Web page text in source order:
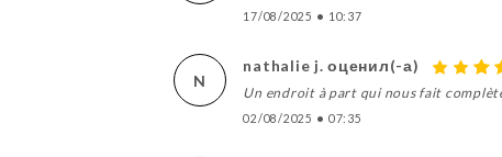
17/08/2025 • 10:37
N
nathalie j. оценил(-а)
Un endroit à part qui nous fait
02/08/2025 • 07:35